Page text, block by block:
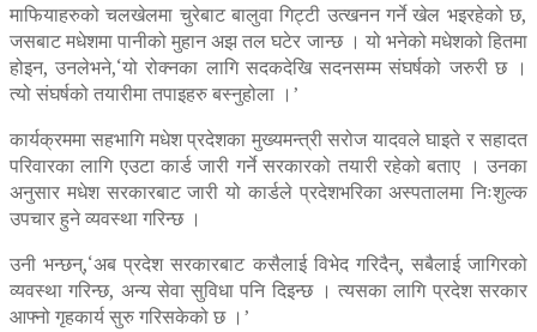
माफियाहरुको चलखेलमा चुरेबाट बालुवा गिट्टी उत्खनन गर्ने खेल भइरहेको छ,
जसबाट मधेशमा पानीको मुहान अझ तल घटेर जान्छ । यो भनेको मधेशको हितमा
होइन, उनलेभने,‘यो रोक्नका लागि सदकदेखि सदनसम्म संघर्षको जरुरी छ ।
त्यो संघर्षको तयारीमा तपाइहरु बस्नुहोला ।’
कार्यक्रममा सहभागि मधेश प्रदेशका मुख्यमन्त्री सरोज यादवले घाइते र सहादत
परिवारका लागि एउटा कार्ड जारी गर्ने सरकारको तयारी रहेको बताए । उनका
अनुसार मधेश सरकारबाट जारी यो कार्डले प्रदेशभरिका अस्पतालमा निःशुल्क
उपचार हुने व्यवस्था गरिन्छ ।
उनी भन्छन्,‘अब प्रदेश सरकारबाट कसैलाई विभेद गरिदैन्, सबैलाई जागिरको
व्यवस्था गरिन्छ, अन्य सेवा सुविधा पनि दिइन्छ । त्यसका लागि प्रदेश सरकार
आफ्नो गृहकार्य सुरु गरिसकेको छ ।’